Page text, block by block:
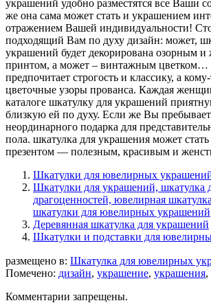
украшений удобно разместятся все Ваши
же она сама может стать и украшением
отражением Вашей индивидуальности!
подходящий Вам по духу дизайн: может,
украшений будет декорирована озорным
принтом, а может – винтажным цветком…
предпочитает строгость и классику, а
цветочные узоры прованса. Каждая
каталоге шкатулку для украшений
близкую ей по духу. Если же Вы
неординарного подарка для
пола. шкатулка для украшения может
презентом — полезным, красивым и
Шкатулки для ювелирных
Шкатулки для украшений, шкатулка
драгоценностей, ювелирная
шкатулки для ювелирных украшений
Деревянная шкатулка для украшений
Шкатулки и подставки для
размещено в: Шкатулка для ювелирных
Помечено: дизайн, украшение, украшения,
Комментарии запрещены.